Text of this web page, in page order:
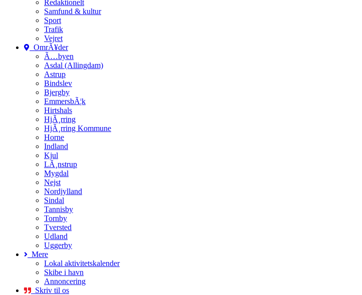
Redaktionelt
Samfund & kultur
Sport
Trafik
Vejret
OmrÃ¥der
Ã…byen
Asdal (Allingdam)
Astrup
Bindslev
Bjergby
EmmersbÃ¦k
Hirtshals
HjÃ¸rring
HjÃ¸rring Kommune
Horne
Indland
Kjul
LÃ¸nstrup
Mygdal
Nejst
Nordjylland
Sindal
Tannisby
Tornby
Tversted
Udland
Uggerby
Mere
Lokal aktivitetskalender
Skibe i havn
Annoncering
Skriv til os